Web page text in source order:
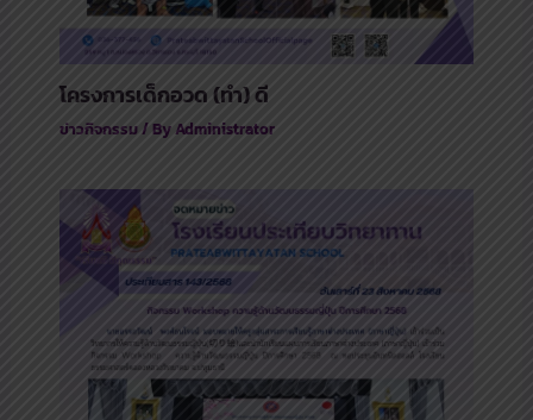
โครงการเด็กอวด (ทำ) ดี
ข่าวกิจกรรม/ By Administrator